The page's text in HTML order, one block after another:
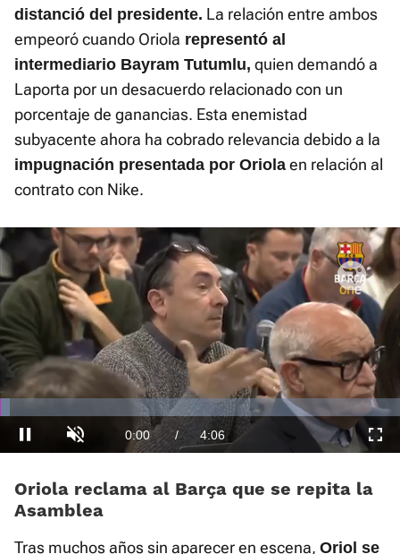
distanció del presidente. La relación entre ambos
empeoró cuando Oriola representó al
intermediario Bayram Tutumlu, quien demandó a
Laporta por un desacuerdo relacionado con un
porcentaje de ganancias. Esta enemistad
subyacente ahora ha cobrado relevancia debido a la
impugnación presentada por Oriola en relación al
contrato con Nike.
Loaded
2.41%
El sonido está silenciado, puedes
activarlo desde la barra de control
Oriola reclama al Barça que se repita la
Asamblea
Tras muchos años sin aparecer en escena, Oriol se